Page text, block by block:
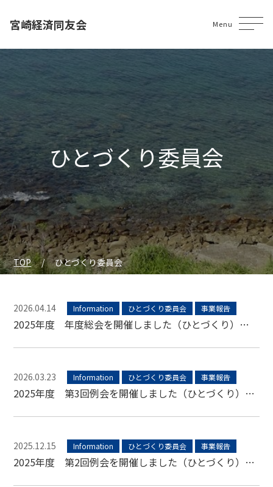
宮崎経済同友会 Menu
ひとづくり委員会
TOP ひとづくり委員会
2026.04.14 Information ひとづくり委員会 事業報告
2025年度 年度総会を開催しました（ひとづくり）…
2026.03.23 Information ひとづくり委員会 事業報告
2025年度 第3回例会を開催しました（ひとづくり）…
2025.12.15 Information ひとづくり委員会 事業報告
2025年度 第2回例会を開催しました（ひとづくり）…